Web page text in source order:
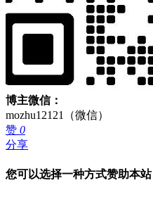
博主微信：
mozhu12121（微信）
赞 0
分享
您可以选择一种方式赞助本站